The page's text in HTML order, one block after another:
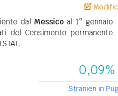
dal Messico al 1° gennaio
del Censimento permanente
0,09%
Stranieri in